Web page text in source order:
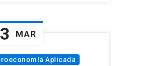
MAR
Aplicada